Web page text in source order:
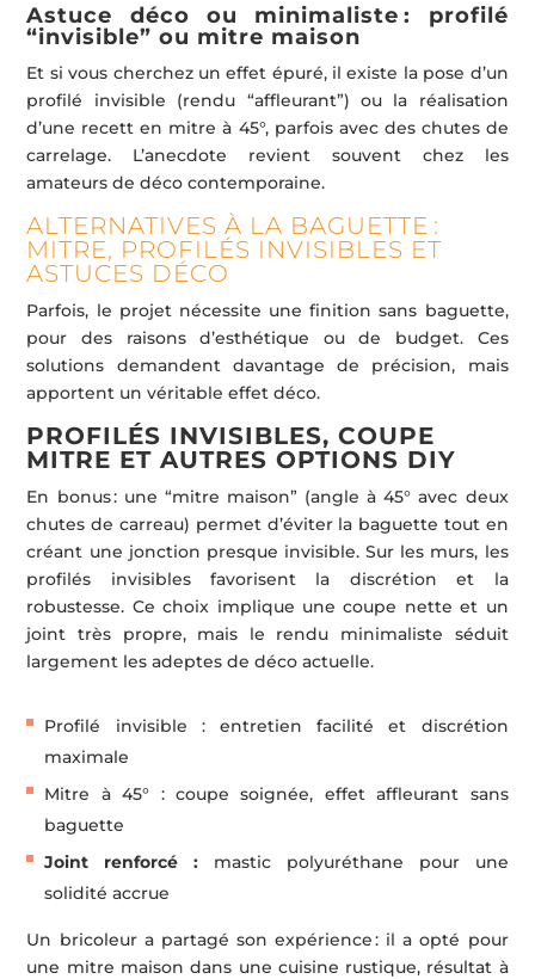
Astuce déco ou minimaliste : profilé
“invisible” ou mitre maison
Et si vous cherchez un effet épuré, il existe la pose d’un
profilé invisible (rendu “affleurant”) ou la réalisation
d’une recett en mitre à 45°, parfois avec des chutes de
carrelage. L’anecdote revient souvent chez les
amateurs de déco contemporaine.
ALTERNATIVES À LA BAGUETTE :
MITRE, PROFILÉS INVISIBLES ET
ASTUCES DÉCO
Parfois, le projet nécessite une finition sans baguette,
pour des raisons d’esthétique ou de budget. Ces
solutions demandent davantage de précision, mais
apportent un véritable effet déco.
PROFILÉS INVISIBLES, COUPE
MITRE ET AUTRES OPTIONS DIY
En bonus : une “mitre maison” (angle à 45° avec deux
chutes de carreau) permet d’éviter la baguette tout en
créant une jonction presque invisible. Sur les murs, les
profilés invisibles favorisent la discrétion et la
robustesse. Ce choix implique une coupe nette et un
joint très propre, mais le rendu minimaliste séduit
largement les adeptes de déco actuelle.
Profilé invisible : entretien facilité et discrétion
maximale
Mitre à 45° : coupe soignée, effet affleurant sans
baguette
Joint renforcé : mastic polyuréthane pour une
solidité accrue
Un bricoleur a partagé son expérience : il a opté pour
une mitre maison dans une cuisine rustique, résultat à